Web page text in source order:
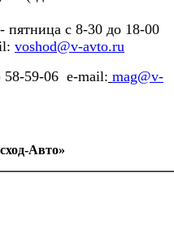
пятница с 8-30 до 18-00
voshod@v-avto.ru
58-59-06 e-mail: mag@v-
Авто»